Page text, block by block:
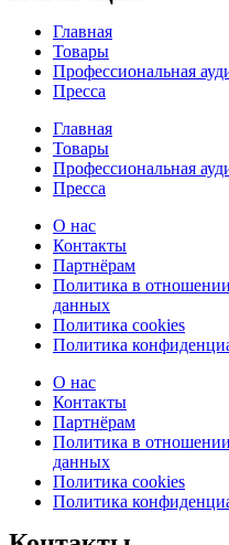
Главная
Товары
Профессиональная
Пресса
Главная
Товары
Профессиональная
Пресса
О нас
Контакты
Партнёрам
Политика в
данных
Политика cookies
Политика
О нас
Контакты
Партнёрам
Политика в
данных
Политика cookies
Политика